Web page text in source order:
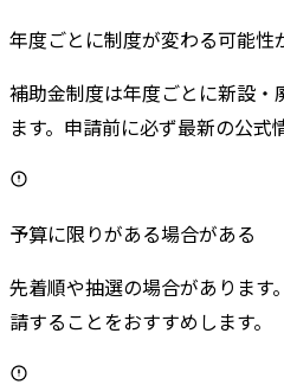
年度ごとに制度が変わる可能性
補助金制度は年度ごとに新設・
ます。申請前に必ず最新の公式
予算に限りがある場合がある
先着順や抽選の場合があります
請することをおすすめします。